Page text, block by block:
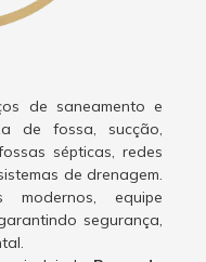
de saneamento e
de fossa, sucção,
sépticas, redes
de drenagem.
modernos, equipe
segurança,